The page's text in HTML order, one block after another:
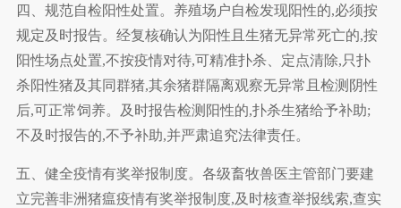
四、规范自检阳性处置。养殖场户自检发现阳性的,必须按
规定及时报告。经复核确认为阳性且生猪无异常死亡的,按
阳性场点处置,不按疫情对待,可精准扑杀、定点清除,只扑
杀阳性猪及其同群猪,其余猪群隔离观察无异常且检测阴性
后,可正常饲养。及时报告检测阳性的,扑杀生猪给予补助;
不及时报告的,不予补助,并严肃追究法律责任。
五、健全疫情有奖举报制度。各级畜牧兽医主管部门要建
立完善非洲猪瘟疫情有奖举报制度,及时核查举报线索,查实